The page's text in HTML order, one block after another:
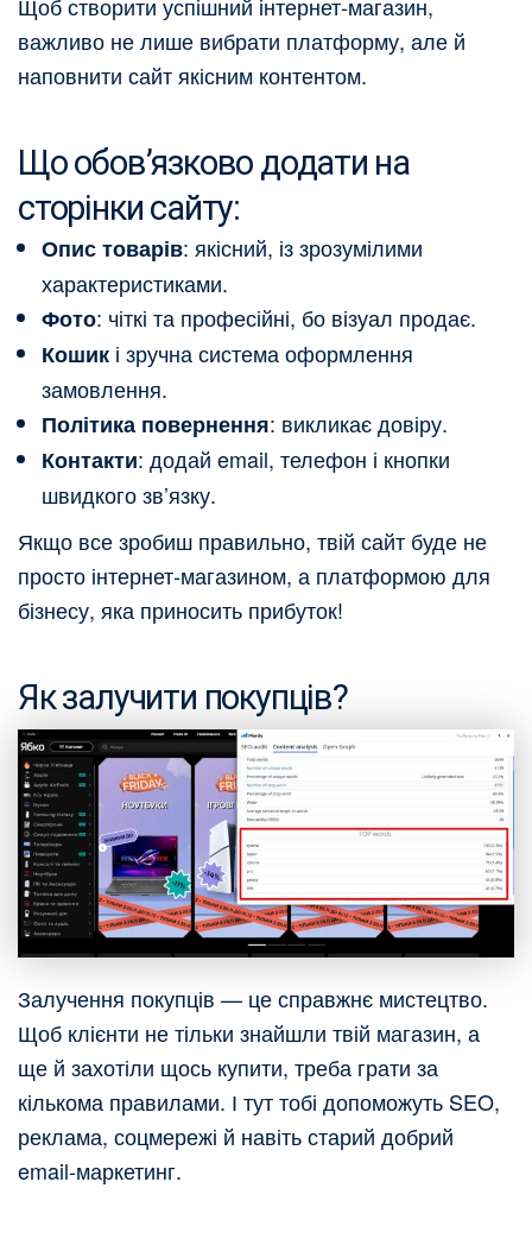
важливо не лише вибрати платформу, але й
наповнити сайт якісним контентом.
Що обов’язково додати на
сторінки сайту:
Опис товарів: якісний, із зрозумілими
характеристиками.
Фото: чіткі та професійні, бо візуал продає.
Кошик і зручна система оформлення
замовлення.
Політика повернення: викликає довіру.
Контакти: додай email, телефон і кнопки
швидкого зв’язку.
Якщо все зробиш правильно, твій сайт буде не
просто інтернет-магазином, а платформою для
бізнесу, яка приносить прибуток!
Як залучити покупців?
Залучення покупців — це справжнє мистецтво.
Щоб клієнти не тільки знайшли твій магазин, а
ще й захотіли щось купити, треба грати за
кількома правилами. І тут тобі допоможуть SEO,
реклама, соцмережі й навіть старий добрий
email-маркетинг.